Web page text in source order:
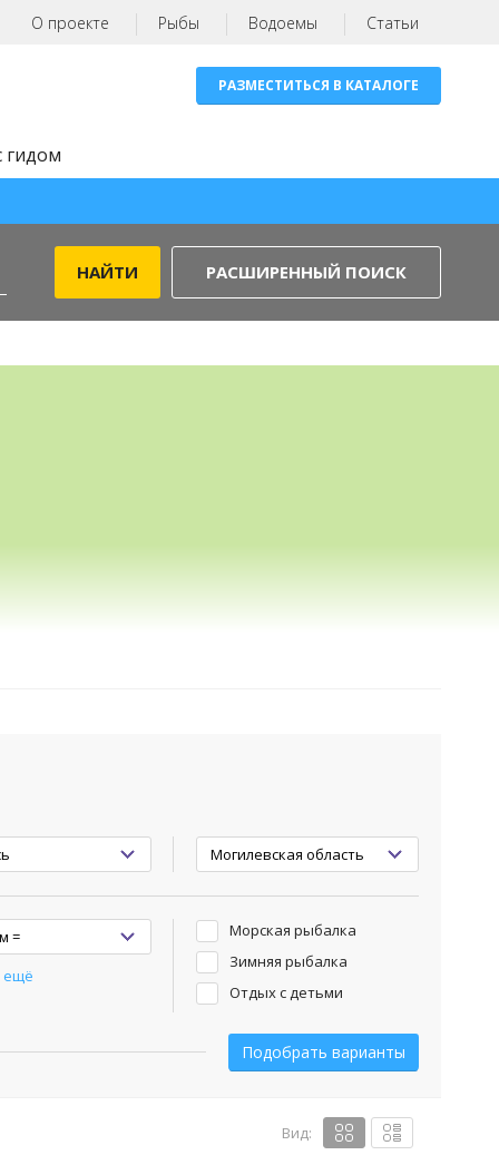
О проекте Рыбы Водоемы Статьи
РАЗМЕСТИТЬСЯ В КАТАЛОГЕ
гидом
РАСШИРЕННЫЙ ПОИСК
ещё
Морская рыбалка
Зимняя рыбалка
Отдых с детьми
Вид: